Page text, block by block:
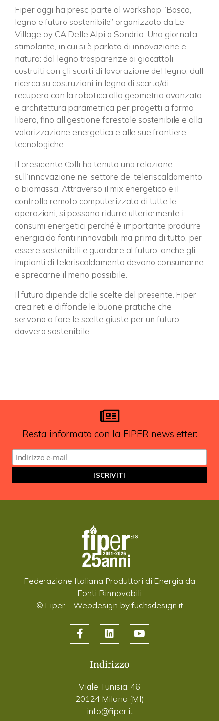
Fiper oggi ha preso parte al workshop “Bosco,
legno e futuro sostenibile” organizzato da Le
Village by CA Delle Alpi a Sondrio. Una giornata
stimolante, in cui si è parlato di innovazione e
natura: dal legno trasparenze ai giocattoli
costruiti con gli scarti di lavorazione del legno, dall
ricerca su costruzioni in legno di scarto/di
recupero con la robotica alla geometria avanzata
e architettura parametrica per progetti a forma
libera, fino all gestione forestale sostenibile e alla
valorizzazione energetica e alle sue frontiere
tecnologiche.
Il presidente Colli ha tenuto una relazione
sull’innovazione nel settore del teleriscaldamento
a biomassa. Attraverso il mix energetico e il
controllo remoto computerizzato di tutte le
operazioni, si possono ridurre ulteriormente i
consumi energetici perché è importante produrre
energia da fonti rinnovabili, ma prima di tutto, per
essere sostenibili e guardare al futuro, anche gli
impianti di teleriscaldamento devono consumarne
e sprecarne il meno possibile.
Il futuro dipende dalle scelte del presente. Fiper
crea reti e diffonde le buone pratiche che
servono a fare le scelte giuste per un futuro
davvero sostenibile.
Resta informato con la FIPER newsletter:
Federazione Italiana Produttori di Energia da
Fonti Rinnovabili
© Fiper –Webdesign by fuchsdesign.it
Indirizzo
Viale Tunisia, 46
20124 Milano (MI)
info@fiper.it
Vuoi restare in contatto con
FIPER e ricevere notizie e
aggiornamenti?
ISCRIVITI ALLA NEWSLETTER